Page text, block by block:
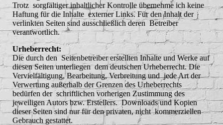
Trotz sorgfältiger inhaltlicher Kontrolle übernehme ich keine
Haftung für die Inhalte externer Links. Für den Inhalt der
verlinkten Seiten sind ausschließlich deren Betreiber
verantwortlich.
Urheberrecht:
Die durch den Seitenbetreiber erstellten Inhalte und Werke auf
diesen Seiten unterliegen dem deutschen Urheberrecht. Die
Vervielfältigung, Bearbeitung, Verbreitung und jede Art der
Verwertung außerhalb der Grenzen des Urheberrechts
bedürfen der schriftlichen vorherigen Zustimmung des
jeweiligen Autors bzw. Erstellers. Downloads und Kopien
dieser Seiten sind nur für den privaten, nicht kommerziellen
Gebrauch gestattet.